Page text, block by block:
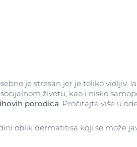
je stresan jer je toliko vidljiv.
životu, kao i nisko
porodica . Pročitajte više u
oblik dermatitisa koji se može